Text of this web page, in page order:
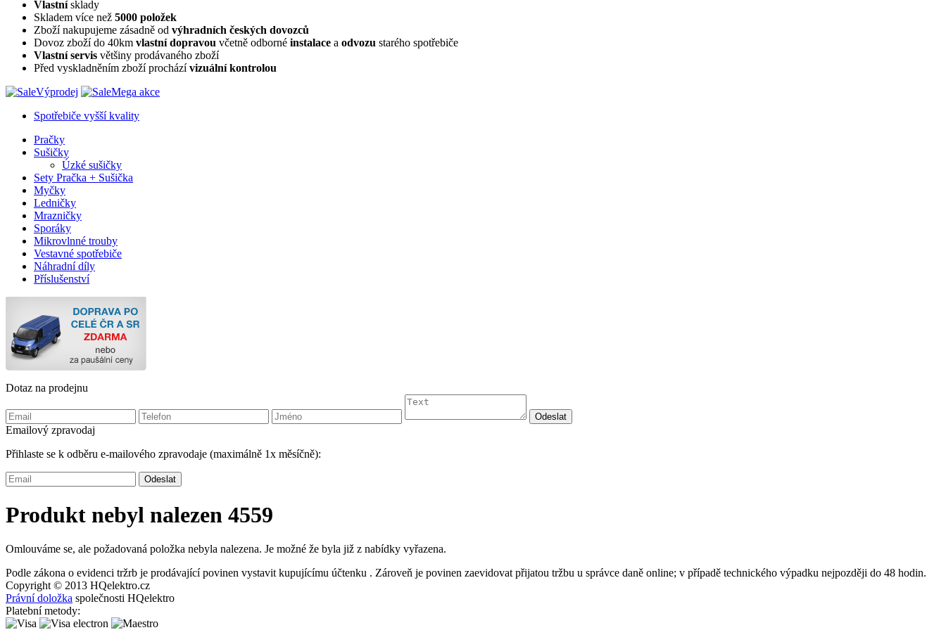
Vlastnísklady
Skladem více než 5000 položek
Zboží nakupujeme zásadně od výhradních českých dovozců
Dovoz zboží do 40km vlastní dopravou včetně odborné instalace a odvozu starého spotřebiče
Vlastní servis většiny prodávaného zboží
Před vyskladněním zboží procházívizuální kontrolou
Výprodej
Mega akce
Spotřebiče vyšší kvality
Pračky
Sušičky
Úzké sušičky
Sety Pračka + Sušička
Myčky
Ledničky
Mrazničky
Sporáky
Mikrovlnné trouby
Vestavné spotřebiče
Náhradní díly
Příslušenství
Dotaz na prodejnu
Emailový zpravodaj
Přihlaste se k odběru e-mailového zpravodaje (maximálně 1x měsíčně):
Produkt nebyl nalezen 4559
Omlouváme se, ale požadovaná položka nebyla nalezena. Je možné že byla již z nabídky vyřazena.
Podle zákona o evidenci tržrb je prodávající povinen vystavit kupujícímu účtenku . Zároveň je povinen zaevidovat přijatou tržbu u správce daně online; v případě technického výpadku nejpozději do 48 hodin.
Copyright © 2013 HQelektro.cz
Právní doložka společnosti HQelektro
Platební metody: